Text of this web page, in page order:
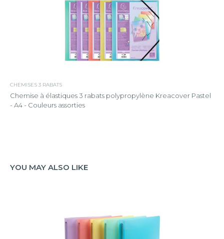
CHEMISES 3 RABATS
Chemise à élastiques 3 rabats polypropylène Kreacover Pastel
- A4 - Couleurs assorties
YOU MAY ALSO LIKE